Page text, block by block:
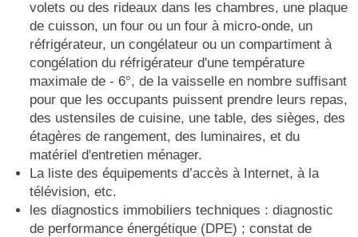
volets ou des rideaux dans les chambres, une plaque
de cuisson, un four ou un four à micro-onde, un
réfrigérateur, un congélateur ou un compartiment à
congélation du réfrigérateur d'une température
maximale de - 6°, de la vaisselle en nombre suffisant
pour que les occupants puissent prendre leurs repas,
des ustensiles de cuisine, une table, des sièges, des
étagères de rangement, des luminaires, et du
matériel d'entretien ménager.
La liste des équipements d’accès à Internet, à la
télévision, etc.
les diagnostics immobiliers techniques : diagnostic
de performance énergétique (DPE) ; constat de